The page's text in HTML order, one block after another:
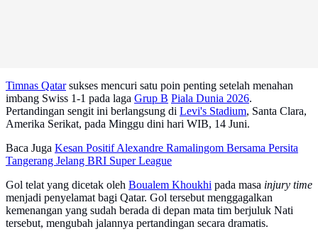
Timnas Qatarsukses mencuri satu poin penting setelah menahan
imbang Swiss 1-1 pada laga Grup B Piala Dunia 2026.
Pertandingan sengit ini berlangsung di Levi's Stadium, Santa Clara,
Amerika Serikat, pada Minggu dini hari WIB, 14 Juni.
Baca Juga Kesan Positif Alexandre Ramalingom Bersama Persita
Tangerang Jelang BRI Super League
Gol telat yang dicetak oleh Boualem Khoukhi pada masa injury time
menjadi penyelamat bagi Qatar. Gol tersebut menggagalkan
kemenangan yang sudah berada di depan mata tim berjuluk Nati
tersebut, mengubah jalannya pertandingan secara dramatis.